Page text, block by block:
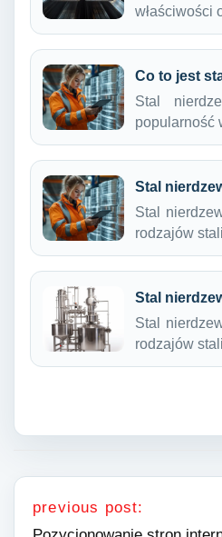
właściwości
Co to jest
Stal
popularność
Stal
Stal
rodzajów
Stal
Stal
rodzajów
Nawigacja wpisu
previous post: